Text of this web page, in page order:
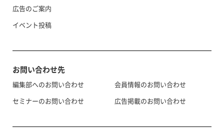
広告のご案内
イベント投稿
お問い合わせ先
編集部へのお問い合わせ
セミナーのお問い合わせ
会員情報のお問い合わせ
広告掲載のお問い合わせ